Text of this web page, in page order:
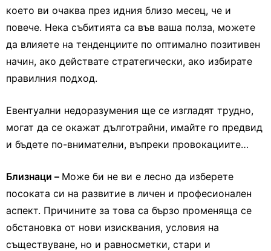
което ви очаква през идния близо месец, че и
повече. Нека събитията са във ваша полза, можете
да влияете на тенденциите по оптимално позитивен
начин, ако действате стратегически, ако избирате
правилния подход.
Евентуални недоразумения ще се изгладят трудно,
могат да се окажат дълготрайни, имайте го предвид
и бъдете по-внимателни, въпреки провокациите…
Близнаци – Може би не ви е лесно да изберете
посоката си на развитие в личен и професионален
аспект. Причините за това са бързо променяща се
обстановка от нови изисквания, условия на
съществуване, но и равносметки, стари и